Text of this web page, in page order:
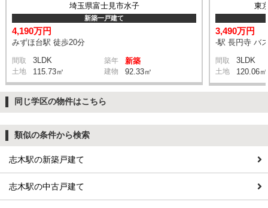
埼玉県富士見市水子
新築一戸建て
4,190万円
みずほ台駅 徒歩20分
間取 3LDK 築年 新築
土地 115.73㎡ 建物 92.33㎡
東
3,490万円
-駅 長円寺 バ
間取 3LDK
土地 120.06㎡
同じ学区の物件はこちら
類似の条件から検索
志木駅の新築戸建て
志木駅の中古戸建て